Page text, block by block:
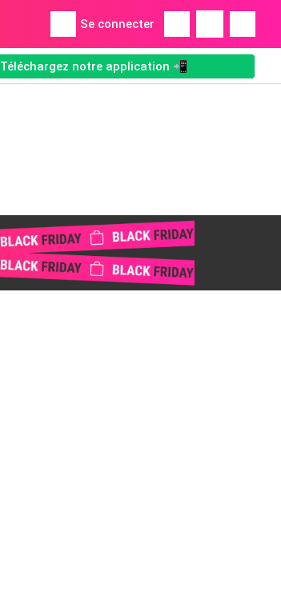
Se connecter
Téléchargez notre application 📲